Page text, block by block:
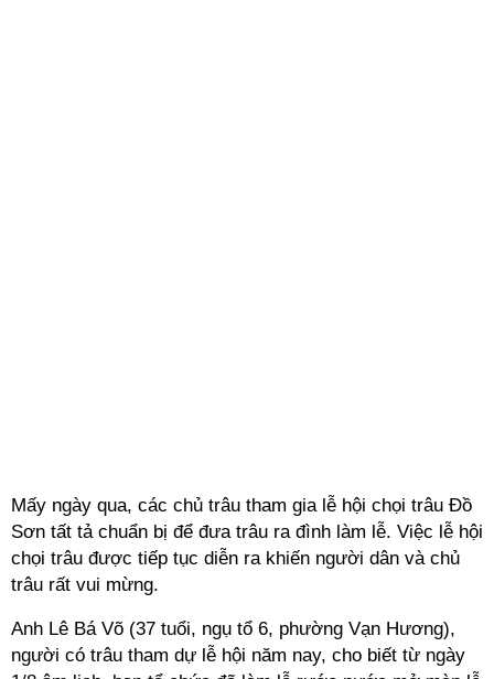
Mấy ngày qua, các chủ trâu tham gia lễ hội chọi trâu Đồ
Sơn tất tả chuẩn bị để đưa trâu ra đình làm lễ. Việc lễ hội
chọi trâu được tiếp tục diễn ra khiến người dân và chủ
trâu rất vui mừng.
Anh Lê Bá Võ (37 tuổi, ngụ tổ 6, phường Vạn Hương),
người có trâu tham dự lễ hội năm nay, cho biết từ ngày